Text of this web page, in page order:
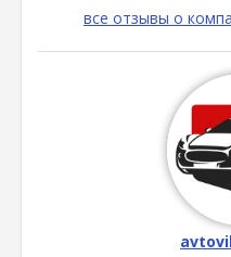
все отзывы о